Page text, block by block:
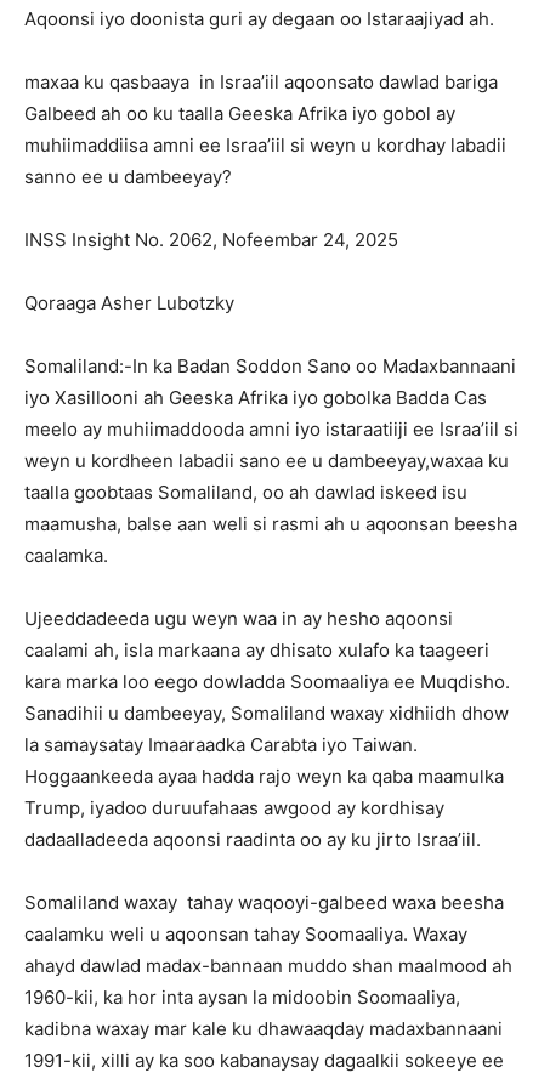
Aqoonsi iyo doonista guri ay degaan oo Istaraajiyad ah.
maxaa ku qasbaaya in Israa’iil aqoonsato dawlad bariga
Galbeed ah oo ku taalla Geeska Afrika iyo gobol ay
muhiimaddiisa amni ee Israa’iil si weyn u kordhay labadii
sanno ee u dambeeyay?
INSS Insight No. 2062, Nofeembar 24, 2025
Qoraaga Asher Lubotzky
Somaliland:-In ka Badan Soddon Sano oo Madaxbannaani
iyo Xasillooni ah Geeska Afrika iyo gobolka Badda Cas
meelo ay muhiimaddooda amni iyo istaraatiiji ee Israa’iil si
weyn u kordheen labadii sano ee u dambeeyay,waxaa ku
taalla goobtaas Somaliland, oo ah dawlad iskeed isu
maamusha, balse aan weli si rasmi ah u aqoonsan beesha
caalamka.
Ujeeddadeeda ugu weyn waa in ay hesho aqoonsi
caalami ah, isla markaana ay dhisato xulafo ka taageeri
kara marka loo eego dowladda Soomaaliya ee Muqdisho.
Sanadihii u dambeeyay, Somaliland waxay xidhiidh dhow
la samaysatay Imaaraadka Carabta iyo Taiwan.
Hoggaankeeda ayaa hadda rajo weyn ka qaba maamulka
Trump, iyadoo duruufahaas awgood ay kordhisay
dadaalladeeda aqoonsi raadinta oo ay ku jirto Israa’iil.
Somaliland waxay tahay waqooyi-galbeed waxa beesha
caalamku weli u aqoonsan tahay Soomaaliya. Waxay
ahayd dawlad madax-bannaan muddo shan maalmood ah
1960-kii, ka hor inta aysan la midoobin Soomaaliya,
kadibna waxay mar kale ku dhawaaqday madaxbannaani
1991-kii, xilli ay ka soo kabanaysay dagaalkii sokeeye ee